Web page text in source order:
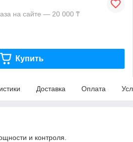
на сайте — 20 000 ₸
Купить
Доставка Оплата
и контроля.